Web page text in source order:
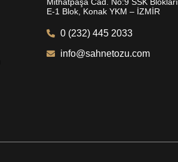
Mithatpaşa Cad. No:9 SSK Blokları
E-1 Blok, Konak YKM – İZMİR
0 (232) 445 2033
info@sahnetozu.com